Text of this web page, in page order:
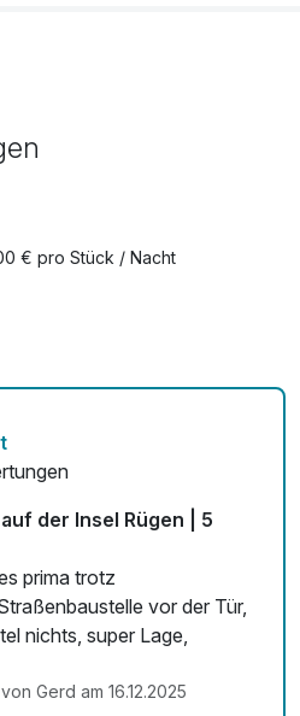
Verfügbarkeit
- nach
Binz
€ pro Stück / Nacht
der Insel Rügen | 5
prima trotz
vor der Tür,
nichts, super Lage,
von Gerd am 16.12.2025